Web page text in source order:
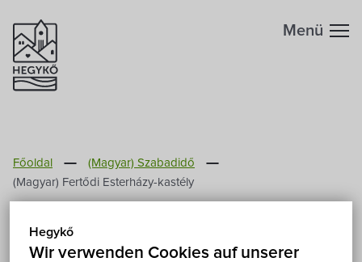
Hegykő
Wir verwenden Cookies auf unserer
Menü
Főoldal
(Magyar) Szabadidő
(Magyar) Fertődi Esterházy-kastély
Esterházy-kastély